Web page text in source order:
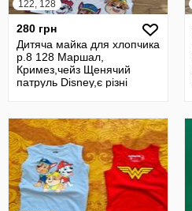
122, 128
280 грн
Дитяча майка для хлопчика
р.8 128 Маршал,
Кримез,чейз Щенячий
патруль Disney,є різні